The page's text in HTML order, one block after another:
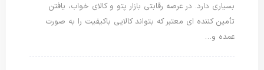
بسیاری دارد. در عرصه رقابتی بازار پتو و کالای خواب، یافتن
تأمین کننده ای معتبر که بتواند کالایی باکیفیت را به صورت
عمده و…